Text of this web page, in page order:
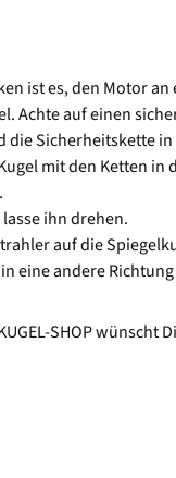
ist es, den Motor
Achte auf einen
die Sicherheitskette
mit den Ketten
ihn drehen.
auf die
eine andere
SHOP